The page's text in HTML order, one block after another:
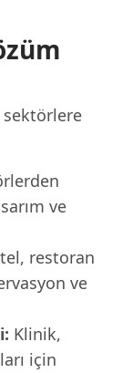
sektörlere
ve
restoran
ve
Klinik,
için